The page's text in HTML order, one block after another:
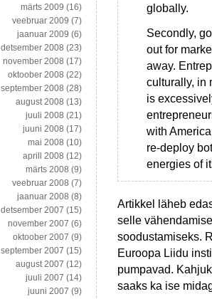
globally.
Secondly,
out for
away.
culturally, in
is
with
re-deploy
energies of
Artikkel läheb
selle
soodustamiseks.
Euroopa Liidu
pumpavad.
saaks ka ise
märts 2009 (16)
veebruar 2009 (7)
jaanuar 2009 (6)
detsember 2008 (23)
november 2008 (17)
oktoober 2008 (22)
september 2008 (28)
august 2008 (13)
juuli 2008 (21)
juuni 2008 (17)
mai 2008 (10)
aprill 2008 (12)
märts 2008 (9)
veebruar 2008 (7)
jaanuar 2008 (8)
detsember 2007 (15)
november 2007 (6)
oktoober 2007 (9)
september 2007 (15)
august 2007 (12)
juuli 2007 (14)
juuni 2007 (9)